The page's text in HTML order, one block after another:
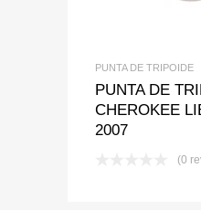
PUNTA DE TRIPOIDE
PUNTA DE
CHEROKEE
2007
(0